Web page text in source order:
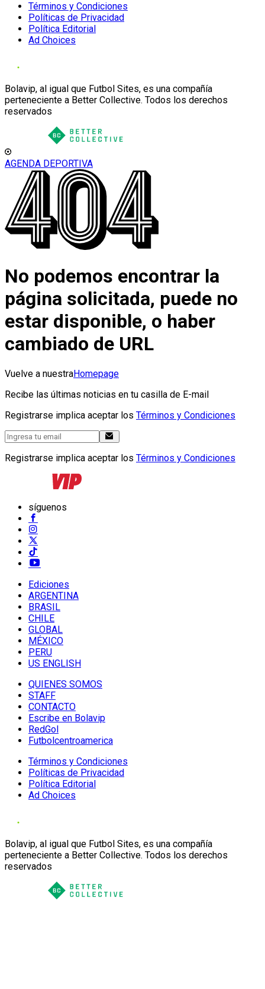
Términos y Condiciones
Políticas de Privacidad
Política Editorial
Ad Choices
Bolavip, al igual que Futbol Sites, es una compañía
perteneciente a Better Collective. Todos los derechos
reservados
AGENDA DEPORTIVA
No podemos encontrar la
página solicitada, puede no
estar disponible, o haber
cambiado de URL
Vuelve a nuestraHomepage
Recibe las últimas noticias en tu casilla de E-mail
Registrarse implica aceptar los Términos y Condiciones
Registrarse implica aceptar los Términos y Condiciones
síguenos
Ediciones
ARGENTINA
BRASIL
CHILE
GLOBAL
MÉXICO
PERU
US ENGLISH
QUIENES SOMOS
STAFF
CONTACTO
Escribe en Bolavip
RedGol
Futbolcentroamerica
Términos y Condiciones
Políticas de Privacidad
Política Editorial
Ad Choices
Bolavip, al igual que Futbol Sites, es una compañía
perteneciente a Better Collective. Todos los derechos
reservados